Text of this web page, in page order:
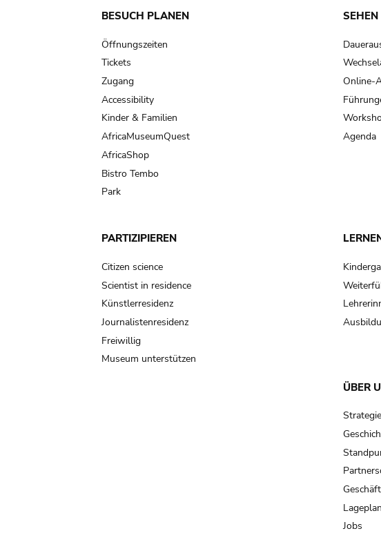
Main
navigation
BESUCH PLANEN
Öffnungszeiten
Tickets
Zugang
Accessibility
Kinder & Familien
AfricaMuseumQuest
AfricaShop
Bistro Tembo
Park
SEHEN
Online-
Agenda
PARTIZIPIEREN
Citizen science
Scientist in residence
Künstlerresidenz
Journalistenresidenz
Freiwillig
Museum unterstützen
ÜBER
Lageplan
Jobs